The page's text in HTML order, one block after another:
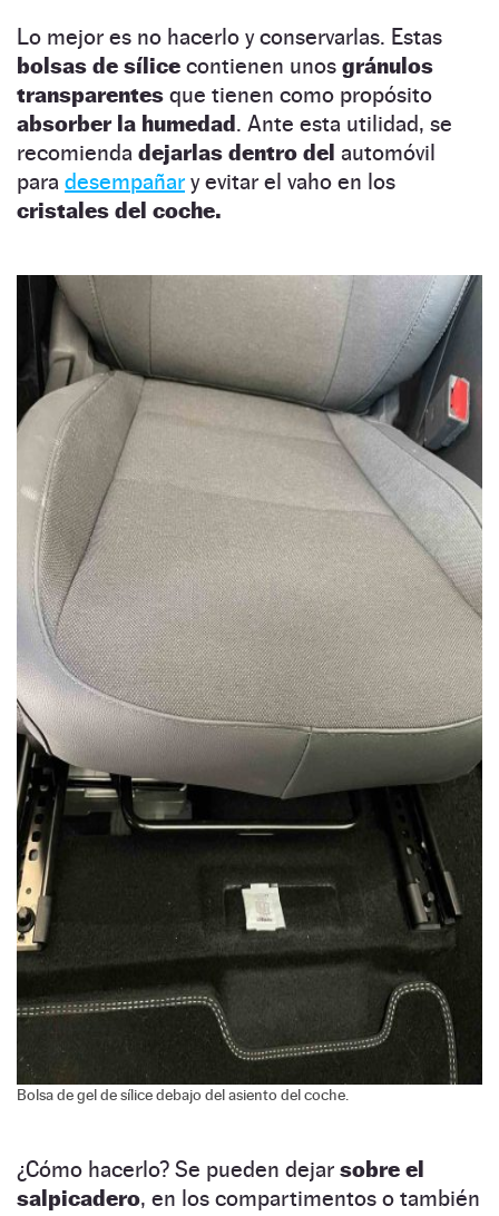
Lo mejor es no hacerlo y conservarlas. Estas
bolsas de sílice contienen unos gránulos
transparentes que tienen como propósito
absorber la humedad. Ante esta utilidad, se
recomienda dejarlas dentro del automóvil
para desempañar y evitar el vaho en los
cristales del coche.
Bolsa de gel de sílice debajo del asiento del coche.
¿Cómo hacerlo? Se pueden dejar sobre el
salpicadero, en los compartimentos o también